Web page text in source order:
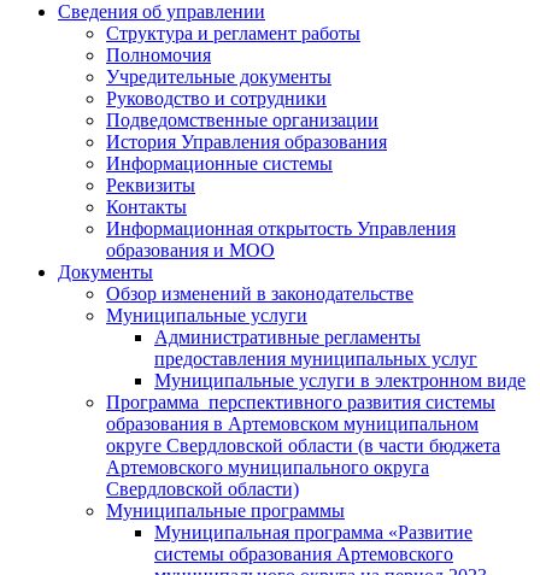
Сведения об управлении
Структура и регламент работы
Полномочия
Учредительные документы
Руководство и сотрудники
Подведомственные организации
История Управления образования
Информационные системы
Реквизиты
Контакты
Информационная открытость Управления
образования и МОО
Документы
Обзор изменений в законодательстве
Муниципальные услуги
Административные регламенты
предоставления муниципальных услуг
Муниципальные услуги в электронном виде
Программа перспективного развития системы
образования в Артемовском муниципальном
округе Свердловской области (в части бюджета
Артемовского муниципального округа
Свердловской области)
Муниципальные программы
Муниципальная программа «Развитие
системы образования Артемовского